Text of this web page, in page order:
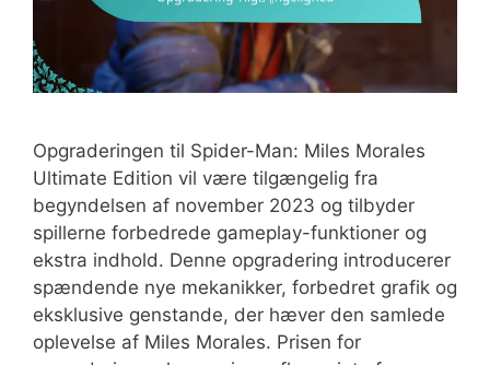
Opgraderingen til Spider-Man: Miles Morales
Ultimate Edition vil være tilgængelig fra
begyndelsen af november 2023 og tilbyder
spillerne forbedrede gameplay-funktioner og
ekstra indhold. Denne opgradering introducerer
spændende nye mekanikker, forbedret grafik og
eksklusive genstande, der hæver den samlede
oplevelse af Miles Morales. Prisen for